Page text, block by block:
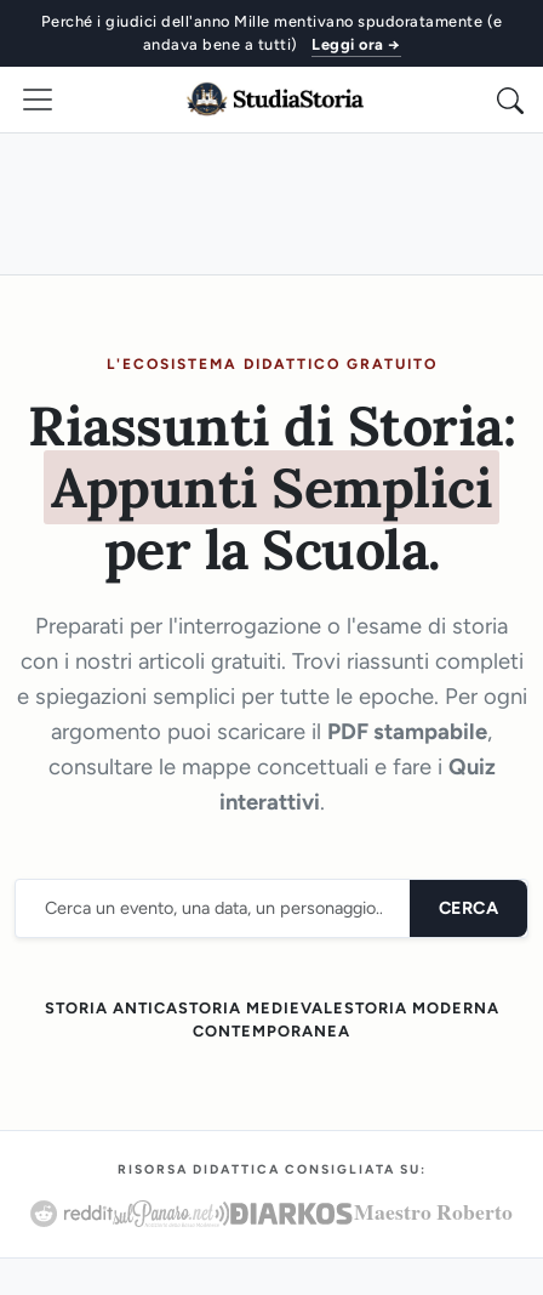
Perché i giudici dell'anno Mille mentivano spudoratamente (e
andava bene a tutti)
Leggi ora →
L'ECOSISTEMA DIDATTICO GRATUITO
Riassunti di Storia:
Appunti Semplici
per la Scuola.
Preparati per l'interrogazione o l'esame di storia
con i nostri articoli gratuiti. Trovi riassunti completi
e spiegazioni semplici per tutte le epoche. Per ogni
argomento puoi scaricare il PDF stampabile,
consultare le mappe concettuali e fare i Quiz
interattivi.
CERCA
STORIA ANTICASTORIA MEDIEVALESTORIA MODERNA
CONTEMPORANEA
RISORSA DIDATTICA CONSIGLIATA SU:
Maestro Roberto